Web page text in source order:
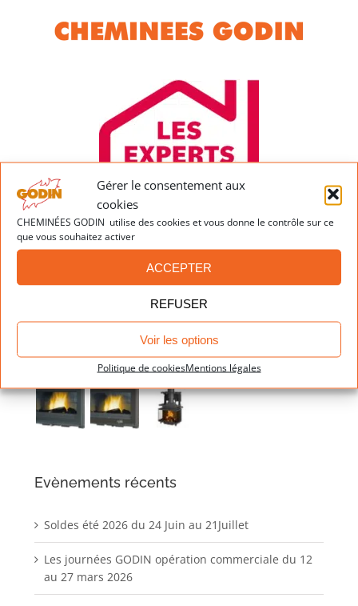
Gérer le consentement aux
cookies
CHEMINÉES GODIN utilise des cookies et vous donne le contrôle sur ce
que vous souhaitez activer
ACCEPTER
REFUSER
Voir les options
Politique de cookiesMentions légales
Mons
850
sur
Dernières réalisations
Evènements récents
Soldes été 2026 du 24 Juin au 21Juillet
Les journées GODIN opération commerciale du 12
au 27 mars 2026